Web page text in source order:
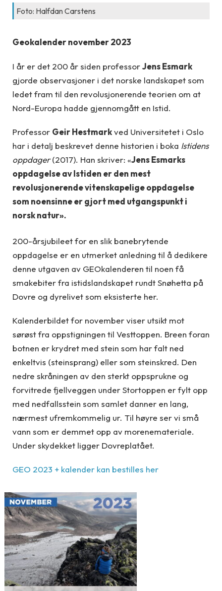
Foto: Halfdan Carstens
Geokalender november 2023
I år er det 200 år siden professorJens Esmark
gjorde observasjoner i det norske landskapet som
ledet fram til den revolusjonerende teorien om at
Nord-Europa hadde gjennomgått en Istid.
Professor Geir Hestmarkved Universitetet i Oslo
har i detalj beskrevet denne historien i boka Istidens
oppdager(2017). Han skriver: «Jens Esmarks
oppdagelse av Istiden er den mest
revolusjonerende vitenskapelige oppdagelse
som noensinne er gjort med utgangspunkt i
norsk natur».
200-årsjubileet for en slik banebrytende
oppdagelse er en utmerket anledning til å dedikere
denne utgaven av GEOkalenderen til noen få
smakebiter fra istidslandskapet rundt Snøhetta på
Dovre og dyrelivet som eksisterte her.
Kalenderbildet for november viser utsikt mot
sørøst fra oppstigningen til Vesttoppen. Breen foran
botnen er krydret med stein som har falt ned
enkeltvis (steinsprang) eller som steinskred. Den
nedre skråningen av den sterkt oppsprukne og
forvitrede fjellveggen under Stortoppen er fylt opp
med nedfallsstein som samlet danner en lang,
nærmest ufremkommelig ur. Til høyre ser vi små
vann som er demmet opp av morenemateriale.
Under skydekket ligger Dovreplatået.
GEO 2023 + kalender kan bestilles her